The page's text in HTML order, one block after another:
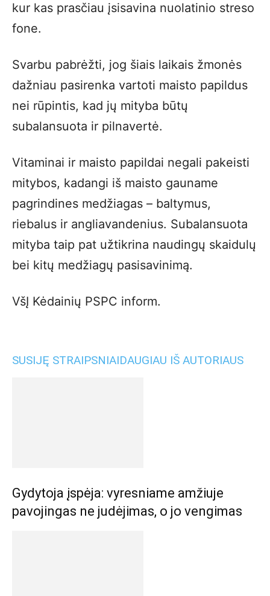
kur kas prasčiau įsisavina nuolatinio streso
fone.
Svarbu pabrėžti, jog šiais laikais žmonės
dažniau pasirenka vartoti maisto papildus
nei rūpintis, kad jų mityba būtų
subalansuota ir pilnavertė.
Vitaminai ir maisto papildai negali pakeisti
mitybos, kadangi iš maisto gauname
pagrindines medžiagas – baltymus,
riebalus ir angliavandenius. Subalansuota
mityba taip pat užtikrina naudingų skaidulų
bei kitų medžiagų pasisavinimą.
VšĮ Kėdainių PSPC inform.
SUSIJĘ STRAIPSNIAIDAUGIAU IŠ AUTORIAUS
Gydytoja įspėja: vyresniame amžiuje
pavojingas ne judėjimas, o jo vengimas